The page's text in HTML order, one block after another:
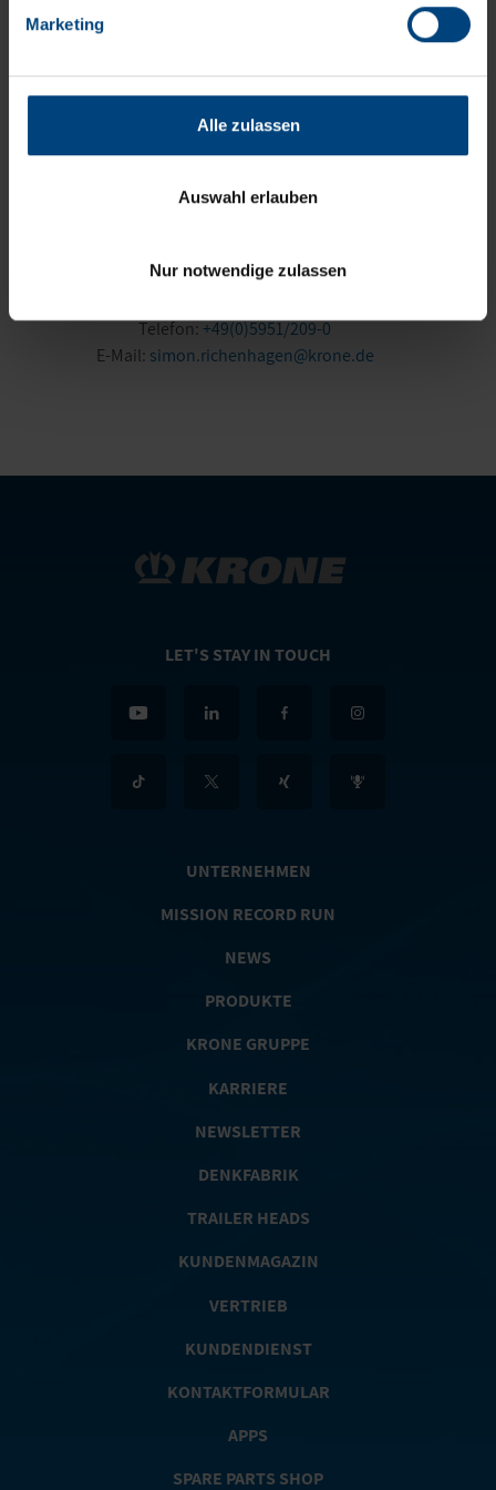
Marketing
Alle zulassen
Auswahl erlauben
Nur notwendige zulassen
Telefon:+49(0)5951/209-0
E-Mail: simon.richenhagen@krone.de
LET'S STAY IN TOUCH
UNTERNEHMEN
MISSION RECORD RUN
NEWS
PRODUKTE
KRONE GRUPPE
KARRIERE
NEWSLETTER
DENKFABRIK
TRAILER HEADS
KUNDENMAGAZIN
VERTRIEB
KUNDENDIENST
KONTAKTFORMULAR
APPS
SPARE PARTS SHOP